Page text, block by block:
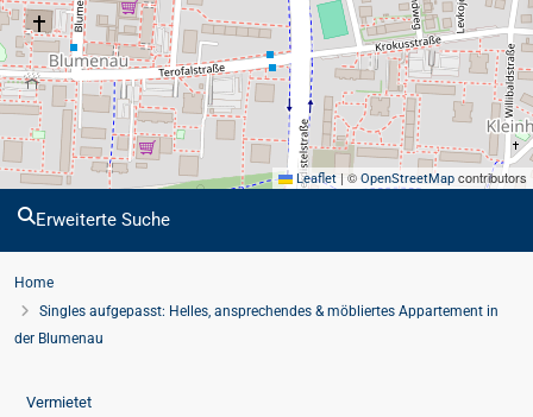
Leaflet | © OpenStreetMap contributors
Erweiterte Suche
Home
Singles aufgepasst: Helles, ansprechendes & möbliertes Appartement in
der Blumenau
Vermietet